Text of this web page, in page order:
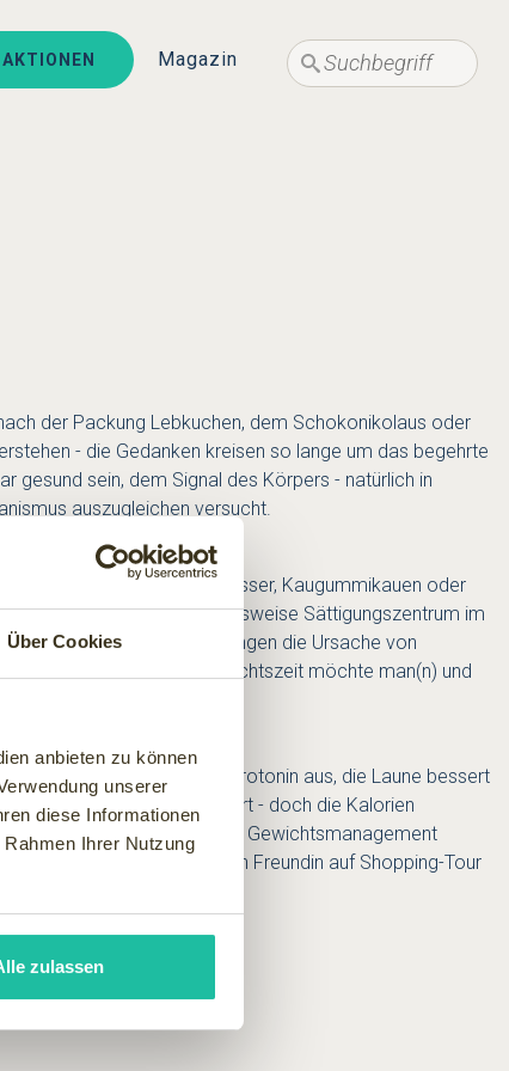
Über Cookies
anbieten zu können
unserer
diese Informationen
Ihrer Nutzung
zulassen
AKTIONEN Magazin
Suche
Suche
der Packung Lebkuchen, dem Schokonikolaus oder
- die Gedanken kreisen so lange um das begehrte
gesund sein, dem Signal des Körpers - natürlich in
auszugleichen versucht.
Wille gefragt. Ein Glas Wasser, Kaugummikauen oder
das Hunger- beziehungsweise Sättigungszentrum im
auch Blutzuckerschwankungen die Ursache von
vor. Aber zur Weihnachtszeit möchte man(n) und
Hypothalamus mehr Serotonin aus, die Laune bessert
Naschwerk wird verzehrt - doch die Kalorien
Informationen zum Thema Gewichtsmanagement
nehmen, mit der besten Freundin auf Shopping-Tour